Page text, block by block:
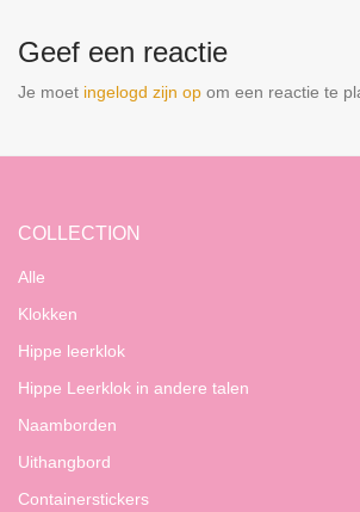
Geef een reactie
Je moet ingelogd zijn op om een reactie te
COLLECTION
Alle
Klokken
Hippe leerklok
Hippe Leerklok in andere talen
Naamborden
Uithangbord
Containerstickers